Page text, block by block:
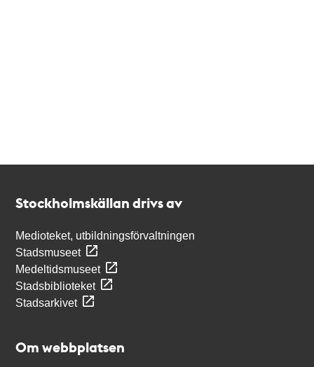
Stockholmskällan drivs av
Medioteket, utbildningsförvaltningen
Stadsmuseet
Medeltidsmuseet
Stadsbiblioteket
Stadsarkivet
Om webbplatsen